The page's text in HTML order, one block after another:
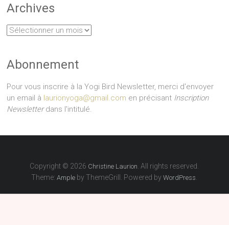
Archives
Archives
Abonnement
Pour vous inscrire à la Yogi Bird Newsletter, merci d'envoyer
un email à laurionyoga@gmail.com en précisant Inscription
Newsletterdans l'intitulé.
Copyright © 2026 Christine Laurion . All rights reserved.
Theme:Ample by ThemeGrill. Powered byWordPress